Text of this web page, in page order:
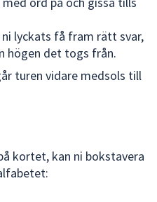
lyckats få fram rätt svar,
högen det togs från.
turen vidare medsols till
kortet, kan ni bokstavera